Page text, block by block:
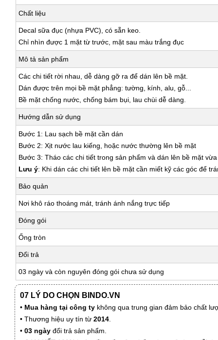
Chất liệu
Decal sữa đục (nhựa PVC), có sẵn keo.
Chỉ nhìn được 1 mặt từ trước, mặt sau màu trắng đục
Mô tả sản phẩm
Các chi tiết rời nhau, dễ dàng gỡ ra để dán lên bề mặt.
Dán được trên mọi bề mặt phẳng: tường, kính, alu, gỗ...
Bề mặt chống nước, chống bám bụi, lau chùi dễ dàng.
Hướng dẫn sử dụng
Bước 1: Lau sạch bề mặt cần dán
Bước 2: Xịt nước lau kiếng, hoặc nước thường lên bề mặt
Bước 3: Tháo các chi tiết trong sản phẩm và dán lên bề mặt
Lưu ý: Khi dán các chi tiết lên bề mặt cần miết kỹ các góc để
Bảo quản
Nơi khô ráo thoáng mát, tránh ánh nắng trực tiếp
Đóng gói
Ống tròn
Đổi trả
03 ngày và còn nguyên đóng gói chưa sử dụng
07 LÝ DO CHỌN BINDO.VN
• Mua hàng tại công ty không qua trung gian đảm bảo chất
• Thương hiệu uy tín từ 2014.
• 03 ngày đổi trả sản phẩm.